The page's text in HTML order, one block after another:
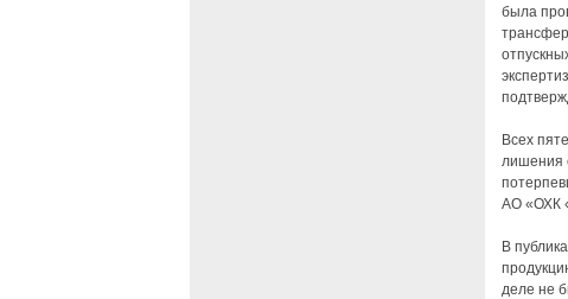
была
Всех
лишения
АО «ОХК
В
деле не